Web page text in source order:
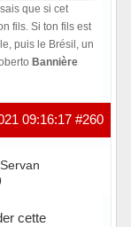
que si cet
fils. Si ton fils est
puis le Brésil, un
Bannière
#260
09:16:17
cette